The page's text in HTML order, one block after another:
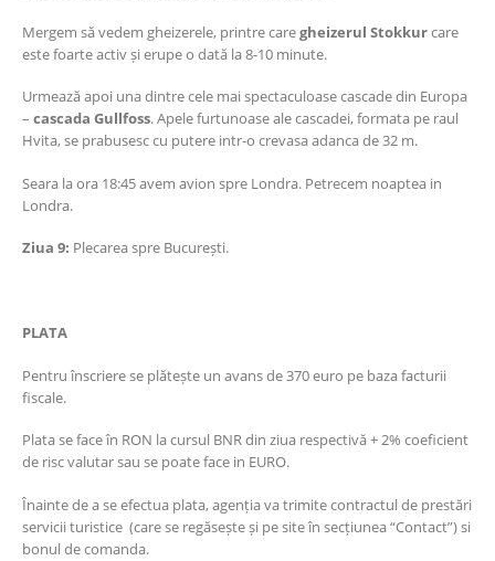
Mergem să vedem gheizerele, printre caregheizerul Stokkurcare
este foarte activ și erupe o dată la 8-10 minute.
Urmează apoi una dintre cele mai spectaculoase cascade din Europa
– cascada Gullfoss. Apele furtunoase ale cascadei, formata pe raul
Hvita, se prabusesc cu putere intr-o crevasa adanca de 32 m.
Seara la ora 18:45 avem avion spre Londra. Petrecem noaptea in
Londra.
Ziua 9: Plecarea spre București.
PLATA
Pentru înscriere se plătește un avans de 370 euro pe baza facturii
fiscale.
Plata se face în RON la cursul BNR din ziua respectivă + 2% coeficient
de risc valutar sau se poate face in EURO.
Înainte de a se efectua plata, agenția va trimite contractul de prestări
servicii turistice (care se regăsește și pe site în secțiunea “Contact”) si
bonul de comanda.